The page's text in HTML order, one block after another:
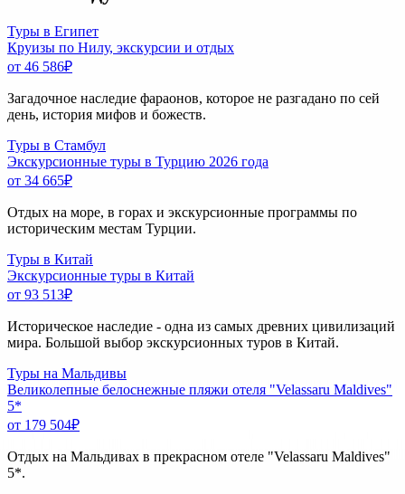
Туры в Египет
Круизы по Нилу, экскурсии и отдых
от 46 586₽
Загадочное наследие фараонов, которое не разгадано по сей
день, история мифов и божеств.
Туры в Стамбул
Экскурсионные туры в Турцию 2026 года
от 34 665₽
Отдых на море, в горах и экскурсионные программы по
историческим местам Турции.
Туры в Китай
Экскурсионные туры в Китай
от 93 513₽
Историческое наследие - одна из самых древних цивилизаций
мира. Большой выбор экскурсионных туров в Китай.
Туры на Мальдивы
Великолепные белоснежные пляжи отеля "Velassaru Maldives"
5*
от 179 504₽
Отдых на Мальдивах в прекрасном отеле "Velassaru Maldives"
5*.